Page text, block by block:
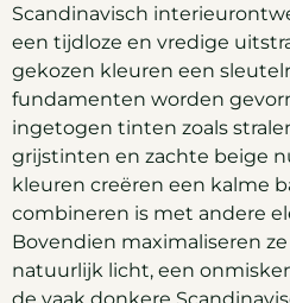
Scandinavisch
een tijdloze en vredige
gekozen kleuren een
fundamenten worden
ingetogen tinten zoals
grijstinten en zachte beige
kleuren creëren een kalme
combineren is met andere
Bovendien maximaliseren
natuurlijk licht, een